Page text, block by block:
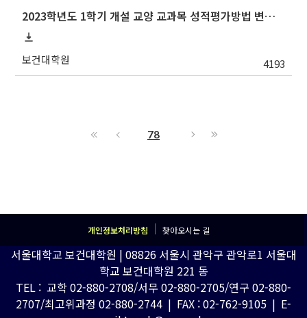
2023학년도 1학기 개설 교양 교과목 성적평가방법 변경 안내
보건대학원 4193
78
개인정보처리방침 찾아오시는 길
서울대학교 보건대학원 | 08826 서울시 관악구 관악로1 서울대
학교 보건대학원 221 동
TEL : 교학 02-880-2708/서무 02-880-2705/연구 02-880-
2707/최고위과정 02-880-2744 | FAX : 02-762-9105 | E-